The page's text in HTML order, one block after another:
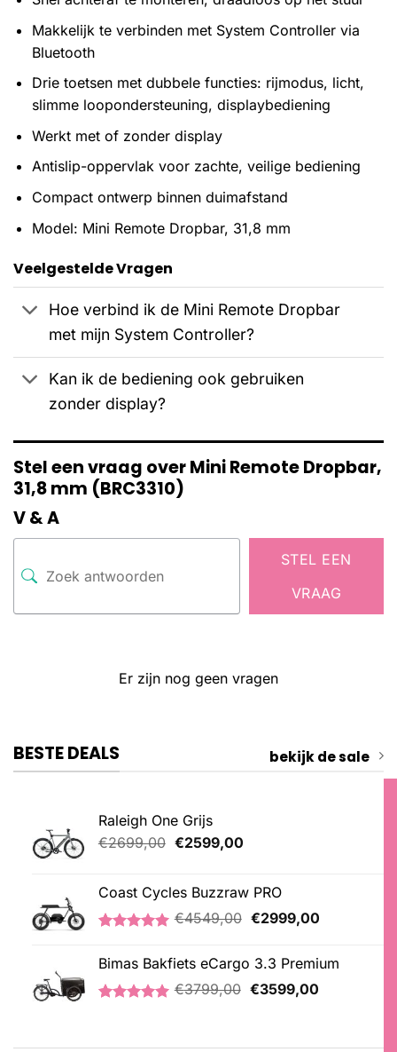
Makkelijk te verbinden met System Controller via
Bluetooth
Drie toetsen met dubbele functies: rijmodus, licht,
slimme loopondersteuning, displaybediening
Werkt met of zonder display
Antislip-oppervlak voor zachte, veilige bediening
Compact ontwerp binnen duimafstand
Model: Mini Remote Dropbar, 31,8 mm
Veelgestelde Vragen
Hoe verbind ik de Mini Remote Dropbar
met mijn System Controller?
Kan ik de bediening ook gebruiken
zonder display?
Stel een vraag over Mini Remote Dropbar,
31,8 mm (BRC3310)
V & A
STEL EEN
VRAAG
Er zijn nog geen vragen
BESTE DEALS bekijk de sale
Raleigh One Grijs
€2699,00 Oorspronkelijke
€2699,00.
€2599,00Huidige
€2599,00.
Coast Cycles Buzzraw PRO
5.00
op 5
gebaseerd
op
klantbeoordeling
€4549,00 Oorspronkelijke
€4549,00.
€2999,00Huidige
€2999,00.
Bimas Bakfiets eCargo 3.3 Premium
€3799,00 Oorspronkelijke
€3599,00Huidige